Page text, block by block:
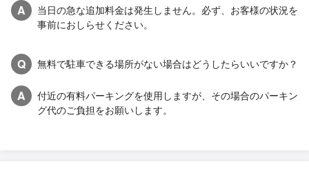
A
当日の急な追加料金は発生しません。必ず、お客様の状況を
事前におしらせください。
Q 無料で駐車できる場所がない場合はどうしたらいいですか？
A
付近の有料パーキングを使用しますが、その場合のパーキン
グ代のご負担をお願いします。